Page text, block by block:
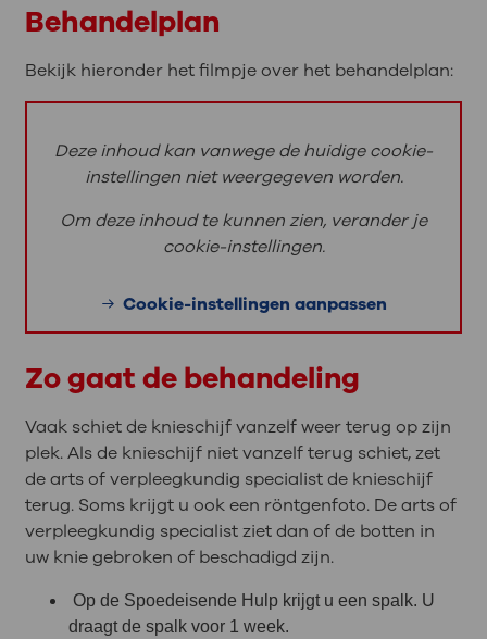
Behandelplan
Bekijk hieronder het filmpje over het behandelplan:
Deze inhoud kan vanwege de huidige cookie-
instellingen niet weergegeven worden.
Om deze inhoud te kunnen zien, verander je
cookie-instellingen.
Cookie-instellingen aanpassen
Zo gaat de behandeling
Vaak schiet de knieschijf vanzelf weer terug op zijn
plek. Als de knieschijf niet vanzelf terug schiet, zet
de arts of verpleegkundig specialist de knieschijf
terug. Soms krijgt u ook een röntgenfoto. De arts of
verpleegkundig specialist ziet dan of de botten in
uw knie gebroken of beschadigd zijn.
Op de Spoedeisende Hulp krijgt u een spalk. U
draagt de spalk voor 1 week.